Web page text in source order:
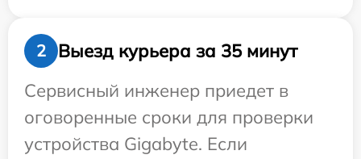
2
Выезд курьера за 35 минут
Сервисный инженер приедет в
оговоренные сроки для проверки
устройства Gigabyte. Если